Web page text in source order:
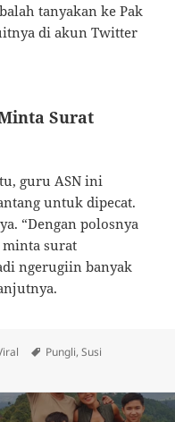
tanyakan ke Pak
di akun Twitter
Surat
guru ASN ini
untuk dipecat.
“Dengan polosnya
minta surat
ngerugiin banyak
Tag
Pungli,Susi